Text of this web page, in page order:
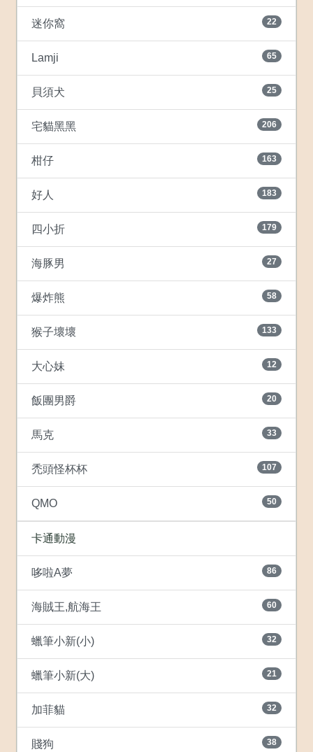
迷你窩 22
Lamji 65
貝須犬 25
宅貓黑黑 206
柑仔 163
好人 183
四小折 179
海豚男 27
爆炸熊 58
猴子壞壞 133
大心妹 12
飯團男爵 20
馬克 33
禿頭怪杯杯 107
QMO 50
卡通動漫
哆啦A夢 86
海賊王,航海王 60
蠟筆小新(小) 32
蠟筆小新(大) 21
加菲貓 32
賤狗 38